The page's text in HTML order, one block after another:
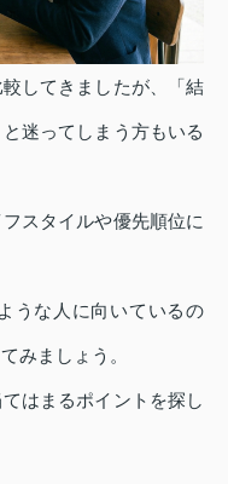
してきましたが、「結
迷ってしまう方もいる
スタイルや優先順位に
うな人に向いているの
みましょう。
はまるポイントを探し